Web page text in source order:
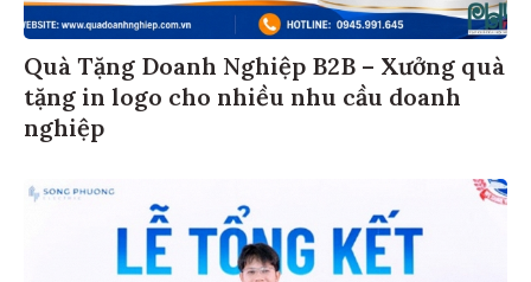
Quà Tặng Doanh Nghiệp B2B – Xưởng quà
tặng in logo cho nhiều nhu cầu doanh
nghiệp